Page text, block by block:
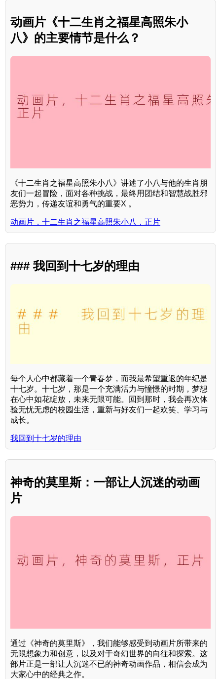
动画片《十二生肖之福星高照朱小
八》的主要情节是什么？
《十二生肖之福星高照朱小八》讲述了小八与他的生肖朋
友们一起冒险，面对各种挑战，最终用团结和智慧战胜邪
恶势力，传递友谊和勇气的重要X 。
动画片，十二生肖之福星高照朱小八，正片
### 我回到十七岁的理由
每个人心中都藏着一个青春梦，而我最希望重返的年纪是
十七岁。十七岁，那是一个充满活力与憧憬的时期，梦想
在心中如花绽放，未来无限可能。回到那时，我会再次体
验无忧无虑的校园生活，重新与好友们一起欢笑、学习与
成长。
我回到十七岁的理由
神奇的莫里斯：一部让人沉迷的动画
片
通过《神奇的莫里斯》，我们能够感受到动画片所带来的
无限想象力和创意，以及对于奇幻世界的向往和探索。这
部片正是一部让人沉迷不已的神奇动画作品，相信会成为
大家心中的经典之作。